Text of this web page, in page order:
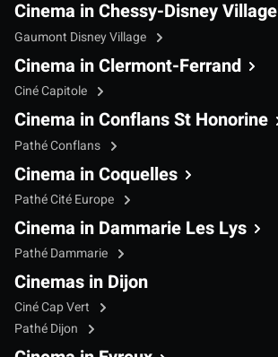
Cinema in Chessy-Disney Village
Gaumont Disney Village
Cinema in Clermont-Ferrand
Ciné Capitole
Cinema in Conflans St Honorine
Pathé Conflans
Cinema in Coquelles
Pathé Cité Europe
Cinema in Dammarie Les Lys
Pathé Dammarie
Cinemas in Dijon
Ciné Cap Vert
Pathé Dijon